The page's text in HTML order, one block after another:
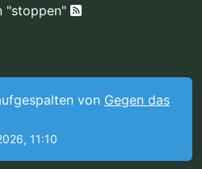
"stoppen"
von Gegen das
11:10